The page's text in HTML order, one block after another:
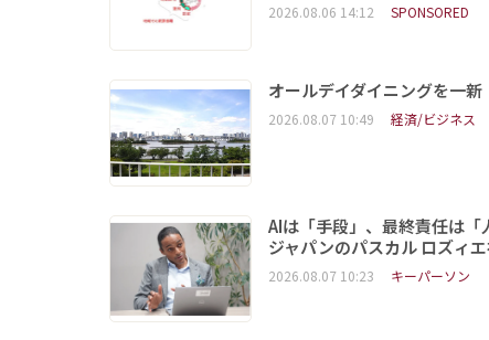
2026.08.06 14:12 SPONSORED
オールデイダイニングを一
2026.08.07 10:49 経済/ビジネス
AIは「手段」、最終責任は
ジャパンのパスカル ロズィ
2026.08.07 10:23 キーパーソン